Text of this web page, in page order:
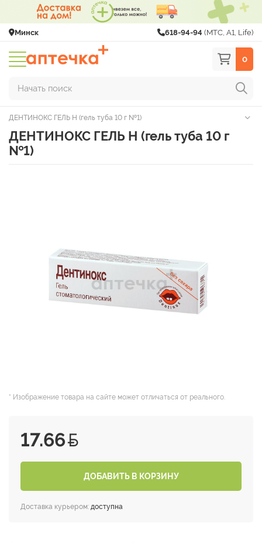
Минск 618-94-94 (МТС, A1, Life)
0
Начать поиск
ДЕНТИНОКС ГЕЛЬ Н (гель туба 10 г №1)
ДЕНТИНОКС ГЕЛЬ Н (гель туба 10 г
№1)
* Изображение товара на сайте может отличаться от реального.
17.66
ДОБАВИТЬ В КОРЗИНУ
Доставка курьером: доступна